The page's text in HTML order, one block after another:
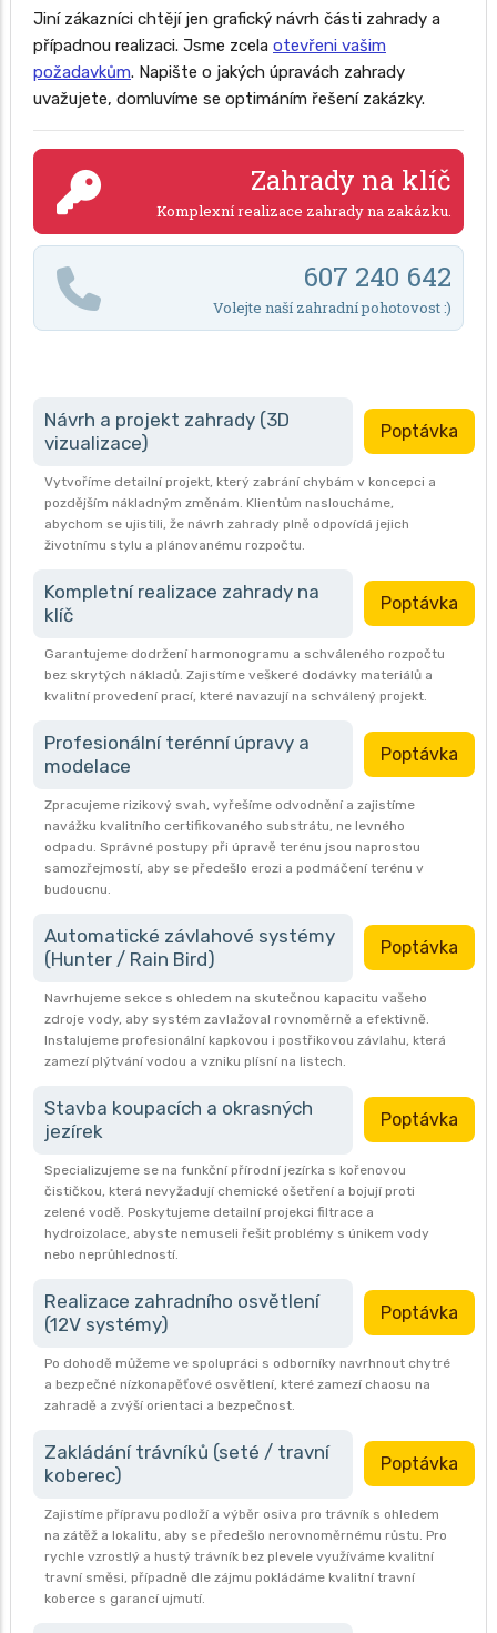
Jiní zákazníci chtějí jen grafický návrh části zahrady a
případnou realizaci. Jsme zcela otevřeni vašim
požadavkům. Napište o jakých úpravách zahrady
uvažujete, domluvíme se optimáním řešení zakázky.
Zahrady na klíč
Komplexní realizace zahrady na zakázku.
607 240 642
Volejte naší zahradní pohotovost :)
Návrh a projekt zahrady (3D
vizualizace)
Poptávka
Vytvoříme detailní projekt, který zabrání chybám v koncepci a
pozdějším nákladným změnám. Klientům nasloucháme,
abychom se ujistili, že návrh zahrady plně odpovídá jejich
životnímu stylu a plánovanému rozpočtu.
Kompletní realizace zahrady na
klíč
Poptávka
Garantujeme dodržení harmonogramu a schváleného rozpočtu
bez skrytých nákladů. Zajistíme veškeré dodávky materiálů a
kvalitní provedení prací, které navazují na schválený projekt.
Profesionální terénní úpravy a
modelace
Poptávka
Zpracujeme rizikový svah, vyřešíme odvodnění a zajistíme
navážku kvalitního certifikovaného substrátu, ne levného
odpadu. Správné postupy při úpravě terénu jsou naprostou
samozřejmostí, aby se předešlo erozi a podmáčení terénu v
budoucnu.
Automatické závlahové systémy
(Hunter / Rain Bird)
Poptávka
Navrhujeme sekce s ohledem na skutečnou kapacitu vašeho
zdroje vody, aby systém zavlažoval rovnoměrně a efektivně.
Instalujeme profesionální kapkovou i postřikovou závlahu, která
zamezí plýtvání vodou a vzniku plísní na listech.
Stavba koupacích a okrasných
jezírek
Poptávka
Specializujeme se na funkční přírodní jezírka s kořenovou
čističkou, která nevyžadují chemické ošetření a bojují proti
zelené vodě. Poskytujeme detailní projekci filtrace a
hydroizolace, abyste nemuseli řešit problémy s únikem vody
nebo neprůhledností.
Realizace zahradního osvětlení
(12V systémy)
Poptávka
Po dohodě můžeme ve spolupráci s odborníky navrhnout chytré
a bezpečné nízkonapěťové osvětlení, které zamezí chaosu na
zahradě a zvýší orientaci a bezpečnost.
Zakládání trávníků (seté / travní
koberec)
Poptávka
Zajistíme přípravu podloží a výběr osiva pro trávník s ohledem
na zátěž a lokalitu, aby se předešlo nerovnoměrnému růstu. Pro
rychle vzrostlý a hustý trávník bez plevele využíváme kvalitní
travní směsi, případně dle zájmu pokládáme kvalitní travní
koberce s garancí ujmutí.